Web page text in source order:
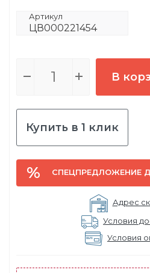
Артикул
ЦВ000221454
В
Купить в 1 клик
СПЕЦПРЕДЛОЖЕНИЕ
Адрес
Условия
Условия